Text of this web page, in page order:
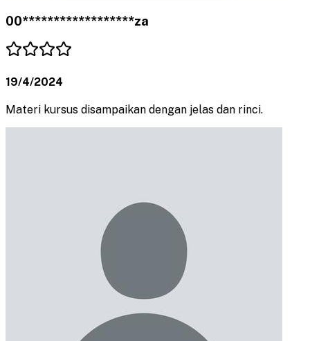
00******************za
19/4/2024
Materi kursus disampaikan dengan jelas dan rinci.